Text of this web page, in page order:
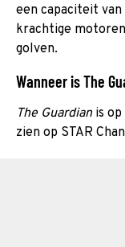
een capaciteit
krachtige
golven.
Wanneer is The
The Guardianis op
zien op STAR